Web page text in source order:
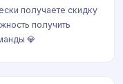
получаете скидку
получить
💎